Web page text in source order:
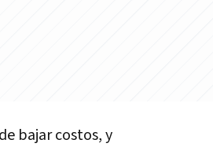
bajar costos, y